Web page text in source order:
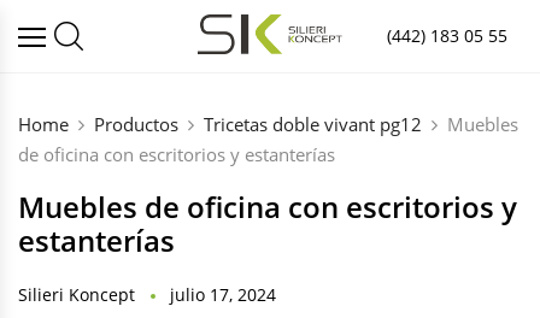
(442) 183 05 55
Home Productos Tricetas doble vivant pg12
Muebles
de oficina con escritorios y estanterías
Muebles de oficina con escritorios y
estanterías
Silieri Koncept julio 17, 2024